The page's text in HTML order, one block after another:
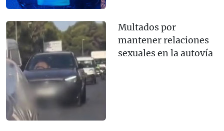
Multados por
mantener relaciones
sexuales en la autovía